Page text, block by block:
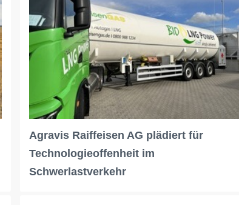
Agravis Raiffeisen AG plädiert für
Technologieoffenheit im
Schwerlastverkehr